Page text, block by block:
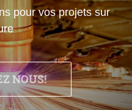
pour vos projets sur
NOUS!